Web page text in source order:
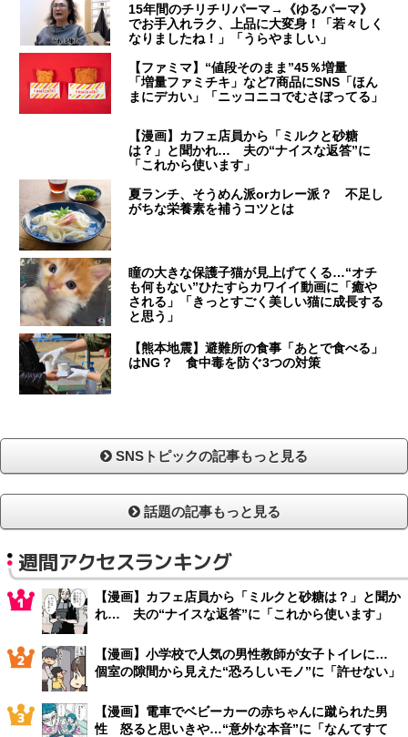
15年間のチリチリパーマ→《ゆるパーマ》
でお手入れラク、上品に大変身！「若々しく
なりましたね！」「うらやましい」
【ファミマ】“値段そのまま”45％増量
「増量ファミチキ」など7商品にSNS「ほん
まにデカい」「ニッコニコでむさぼってる」
【漫画】カフェ店員から「ミルクと砂糖
は？」と聞かれ… 夫の“ナイスな返答”に
「これから使います」
夏ランチ、そうめん派orカレー派？ 不足し
がちな栄養素を補うコツとは
瞳の大きな保護子猫が見上げてくる…“オチ
も何もない”ひたすらカワイイ動画に「癒や
される」「きっとすごく美しい猫に成長する
と思う」
【熊本地震】避難所の食事「あとで食べる」
はNG？ 食中毒を防ぐ3つの対策
SNSトピックの記事もっと見る
話題の記事もっと見る
週間アクセスランキング
【漫画】カフェ店員から「ミルクと砂糖は？」と聞か
れ… 夫の“ナイスな返答”に「これから使います」
【漫画】小学校で人気の男性教師が女子トイレに…
個室の隙間から見えた“恐ろしいモノ”に「許せない」
【漫画】電車でベビーカーの赤ちゃんに蹴られた男
性 怒ると思いきや…“意外な本音”に「なんてすて